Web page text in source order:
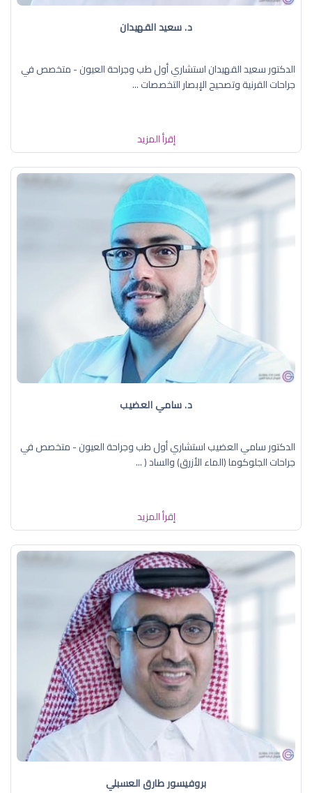
د. سعيد القهيدان
الدكتور سعيد القهيدان استشاري أول طب وجراحة العيون - متخصص في
جراحات القرنية وتصحيح الإبصار التخصصات ...
إقرأ المزيد
د. سامي العضيب
الدكتور سامي العضيب استشاري أول طب وجراحة العيون - متخصص في
جراحات الجلوكوما (الماء الأزرق) والساد ( ...
إقرأ المزيد
بروفيسور طارق العسبلي